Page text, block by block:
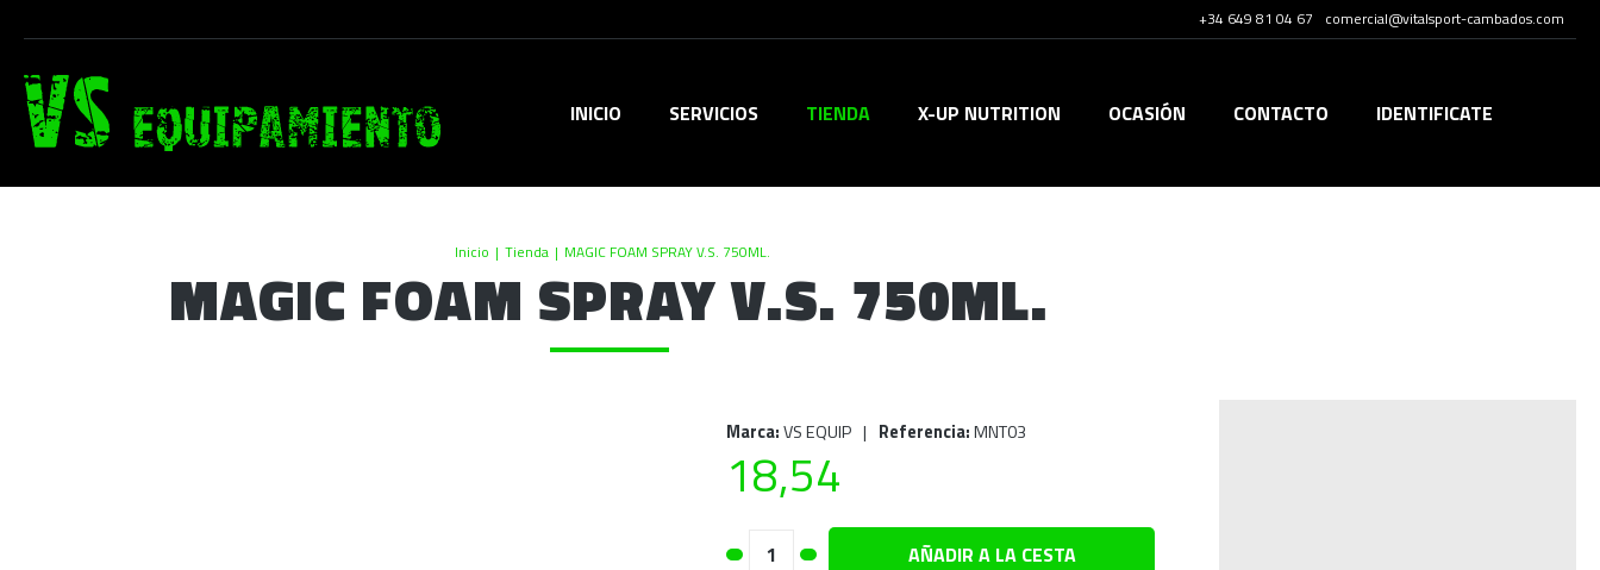
+34 649 81 04 67 comercial@vitalsport-cambados.com
INICIO SERVICIOS TIENDA X-UP NUTRITION OCASIÓN CONTACTO IDENTIFICATE
Inicio | Tienda | MAGIC FOAM SPRAY V.S. 750ML.
MAGIC FOAM SPRAY V.S. 750ML.
Marca:VS EQUIP | Referencia:MNT03
18,54
AÑADIR A LA CESTA